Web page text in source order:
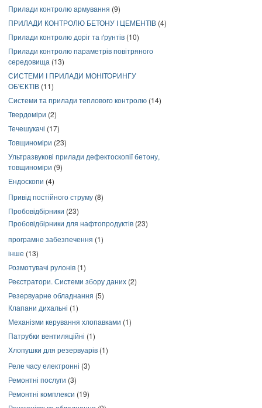
Прилади контролю армування (9)
ПРИЛАДИ КОНТРОЛЮ БЕТОНУ І ЦЕМЕНТІВ (4)
Прилади контролю доріг та ґрунтів (10)
Прилади контролю параметрів повітряного
середовища (13)
СИСТЕМИ І ПРИЛАДИ МОНІТОРИНГУ
ОБ'ЄКТІВ (11)
Системи та прилади теплового контролю (14)
Твердоміри (2)
Течешукачі (17)
Товщиноміри (23)
Ультразвукові прилади дефектоскопії бетону,
товщиноміри (9)
Ендоскопи (4)
Привід постійного струму (8)
Пробовідбірники (23)
Пробовідбірники для нафтопродуктів (23)
програмне забезпечення (1)
інше (13)
Розмотувачі рулонів (1)
Реєстратори. Системи збору даних (2)
Резервуарне обладнання (5)
Клапани дихальні (1)
Механізми керування хлопавками (1)
Патрубки вентиляційні (1)
Хлопушки для резервуарів (1)
Реле часу електронні (3)
Ремонтні послуги (3)
Ремонтні комплекси (19)